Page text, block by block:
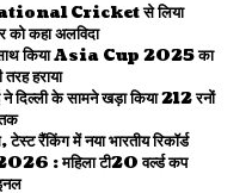
Cricket से लिया
कहा अलविदा
किया Asia Cup 2025 का
हराया
के सामने खड़ा किया 212 रनों
रैंकिंग में नया भारतीय रिकॉर्ड
: महिला टी20 वर्ल्ड कप